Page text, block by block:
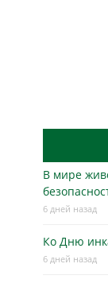
В мире
6 дней назад
Ко Дню
6 дней назад